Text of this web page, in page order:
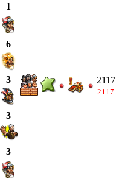
1
6
3
3
3
2117
2117